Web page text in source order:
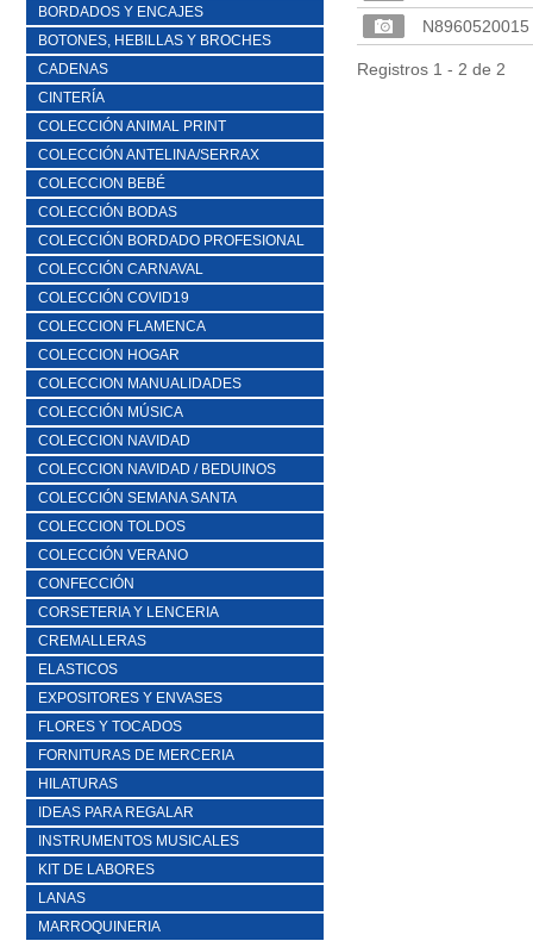
BORDADOS Y ENCAJES
BOTONES, HEBILLAS Y BROCHES
CADENAS
CINTERÍA
COLECCIÓN ANIMAL PRINT
COLECCIÓN ANTELINA/SERRAX
COLECCION BEBÉ
COLECCIÓN BODAS
COLECCIÓN BORDADO PROFESIONAL
COLECCIÓN CARNAVAL
COLECCIÓN COVID19
COLECCION FLAMENCA
COLECCION HOGAR
COLECCION MANUALIDADES
COLECCIÓN MÚSICA
COLECCION NAVIDAD
COLECCION NAVIDAD / BEDUINOS
COLECCIÓN SEMANA SANTA
COLECCION TOLDOS
COLECCIÓN VERANO
CONFECCIÓN
CORSETERIA Y LENCERIA
CREMALLERAS
ELASTICOS
EXPOSITORES Y ENVASES
FLORES Y TOCADOS
FORNITURAS DE MERCERIA
HILATURAS
IDEAS PARA REGALAR
INSTRUMENTOS MUSICALES
KIT DE LABORES
LANAS
MARROQUINERIA
N8960520015
Registros 1 - 2 de 2